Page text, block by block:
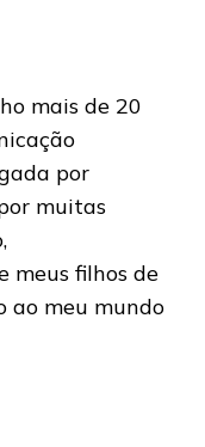
mais de 20
por
muitas
meus filhos de
ao meu mundo